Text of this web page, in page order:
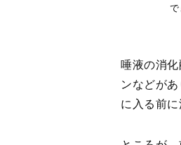
で
唾液の消
ンなどが
に入る前に